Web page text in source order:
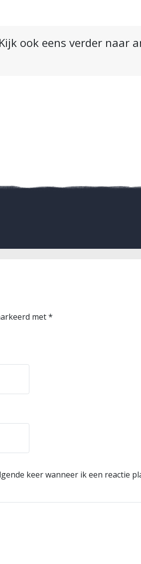
ook eens verder naar
met*
keer wanneer ik een reactie